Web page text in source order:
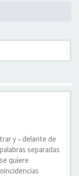
y - delante de
separadas
quiere